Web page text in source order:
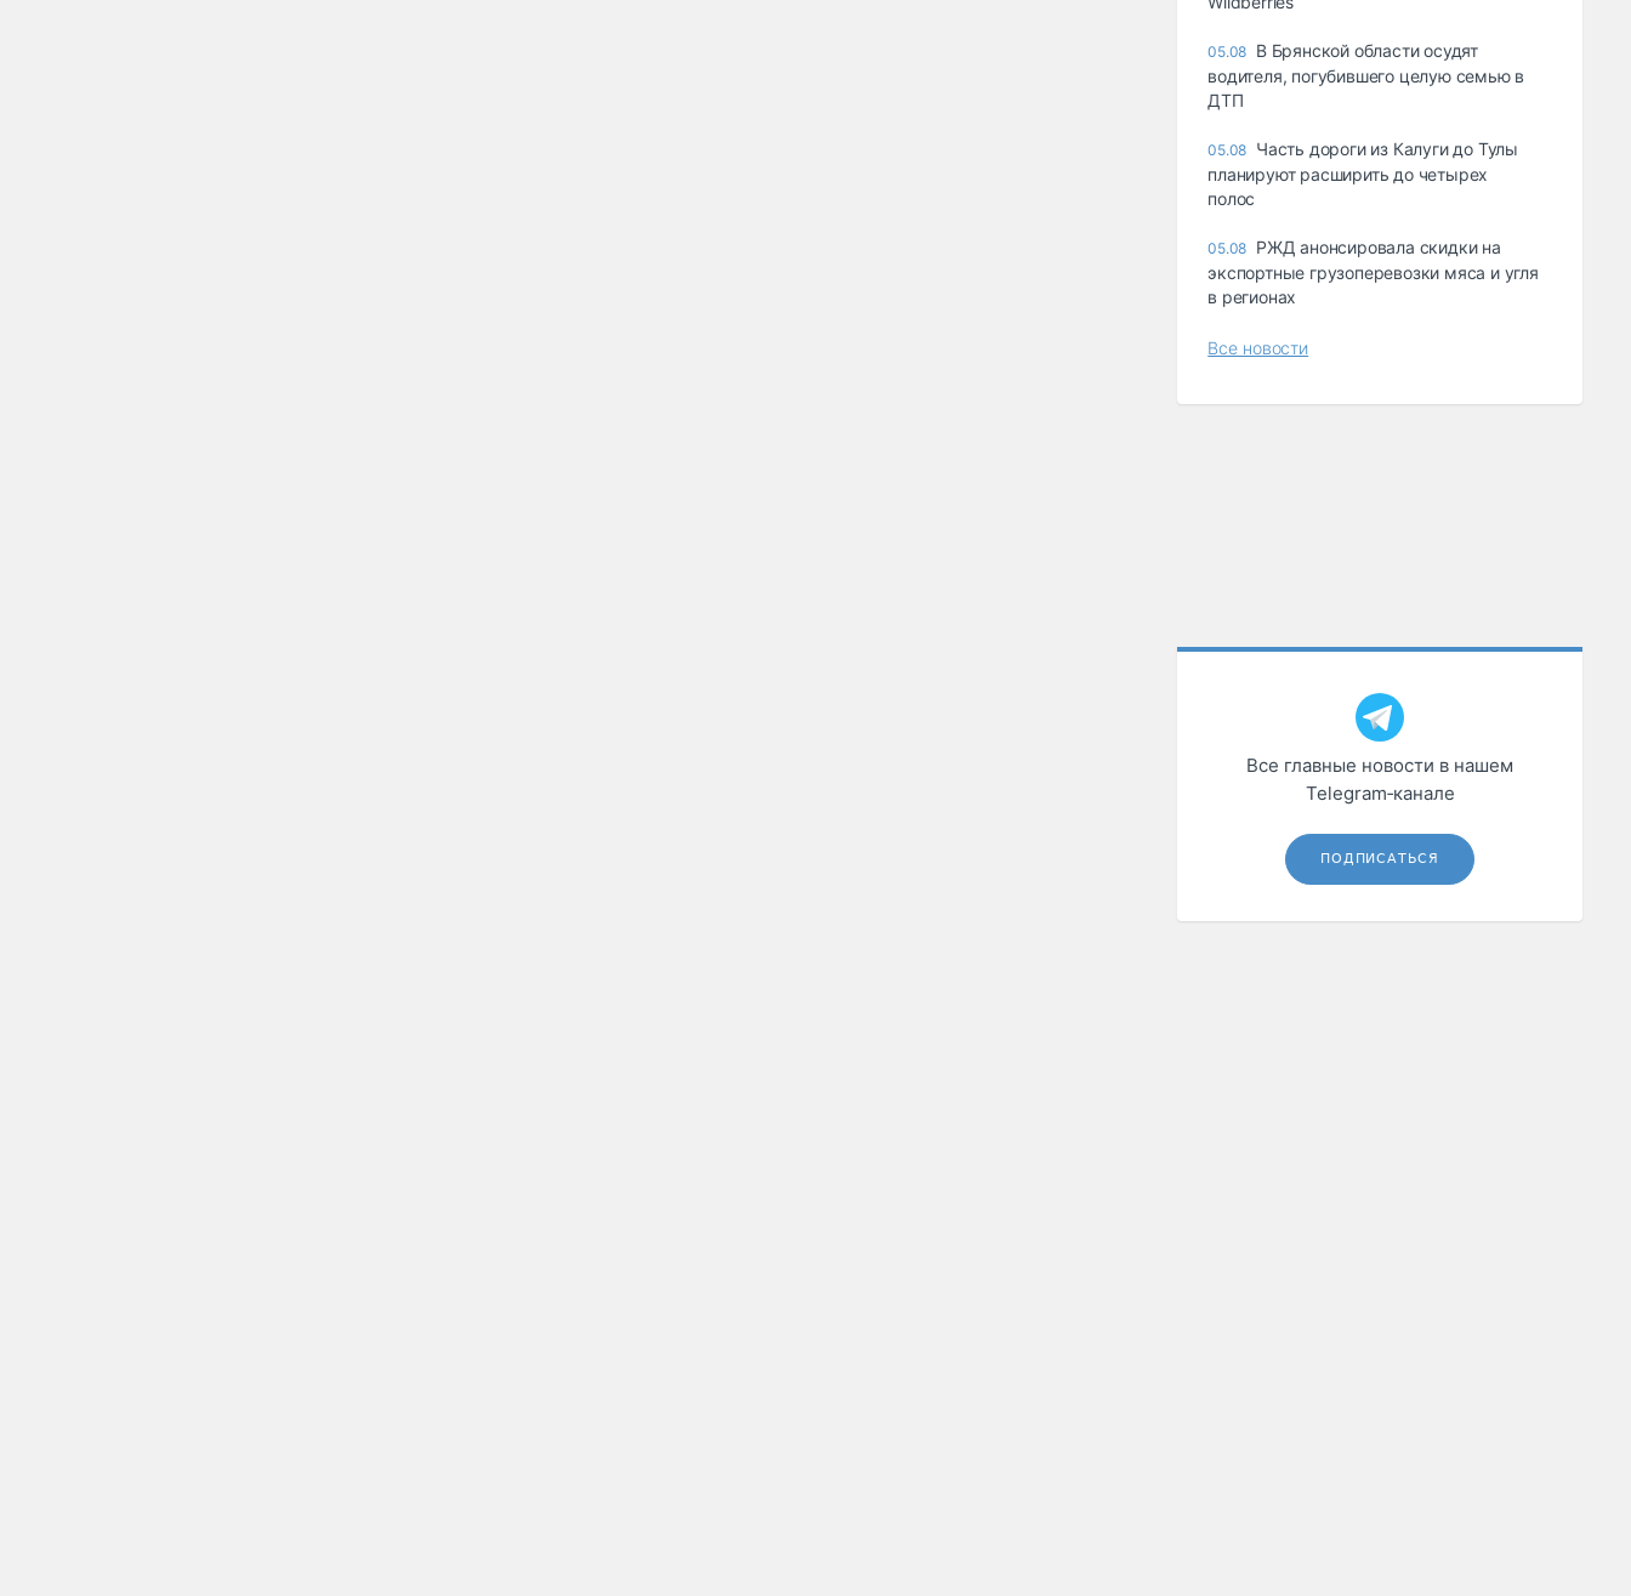
05.08 В Брянской области осудят
водителя, погубившего целую семью в
ДТП
05.08 Часть дороги из Калуги до Тулы
планируют расширить до четырех
полос
05.08 РЖД анонсировала скидки на
экспортные грузоперевозки мяса и угля
в регионах
Все новости
Все главные новости в нашем
Telegram‑канале
ПОДПИСАТЬСЯ